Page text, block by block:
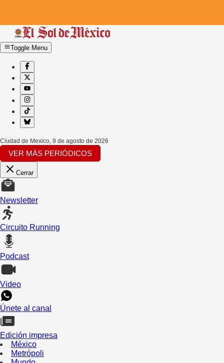
Toggle Menu
Ciudad de Mexico, 9 de agosto de 2026
VER MÁS PERIÓDICOS
Cerrar
Newsletter
Circuito Running
Podcast
Video
Únete al canal
Edición impresa
México
Metrópoli